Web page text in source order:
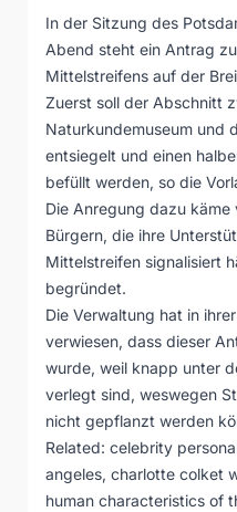
In der Sitzung des
Abend steht ein Antrag
Mittelstreifens auf der
Zuerst soll der Abschnitt
Naturkundemuseum und
entsiegelt und einen
befüllt werden, so die
Die Anregung dazu käme
Bürgern, die ihre
Mittelstreifen signalisiert
begründet.
Die Verwaltung hat in
verwiesen, dass dieser
wurde, weil knapp unter
verlegt sind, weswegen
nicht gepflanzt werden
Related: celebrity
angeles, charlotte colket
human characteristics of